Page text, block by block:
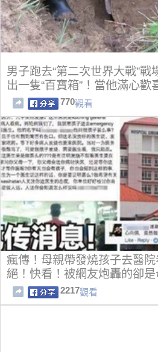
男子跑去“第二次世界大戰”
出一隻“百寶箱”！當他滿心歡
770觀看
瘋傳！母親帶發燒孩子去醫
絕！快看！被網友炮轟的卻是
2217觀看